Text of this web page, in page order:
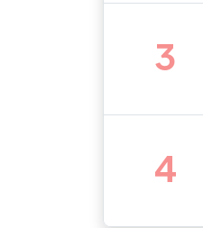
3
4